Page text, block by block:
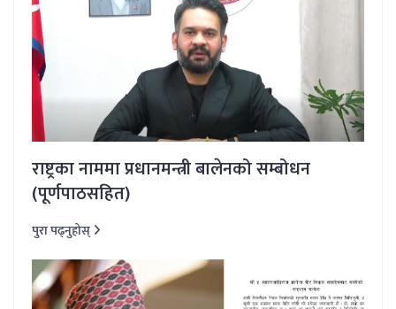
राष्ट्रका नाममा प्रधानमन्त्री बालेनको सम्बोधन
(पूर्णपाठसहित)
पुरा पढ्नुहोस्